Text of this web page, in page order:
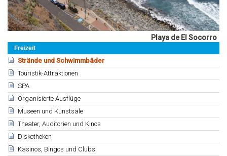
Freizeit
Strände und Schwimmbäder
Touristik-Attraktionen
SPA
Organisierte Ausflüge
Museen und Kunstsäle
Theater, Auditorien und Kinos
Diskotheken
Kasinos, Bingos und Clubs
Playa de El Socorro